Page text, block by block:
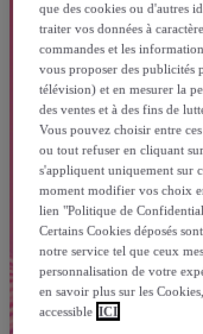
que des cookies ou d'autres
traiter vos données à
commandes et les
vous proposer des publicités
télévision) et en mesurer la
des ventes et à des fins de
Vous pouvez choisir entre
ou tout refuser en cliquant
s'appliquent uniquement sur
moment modifier vos choix
lien "Politique de
Certains Cookies déposés
notre service tel que ceux
personnalisation de votre
en savoir plus sur les
accessible ICI